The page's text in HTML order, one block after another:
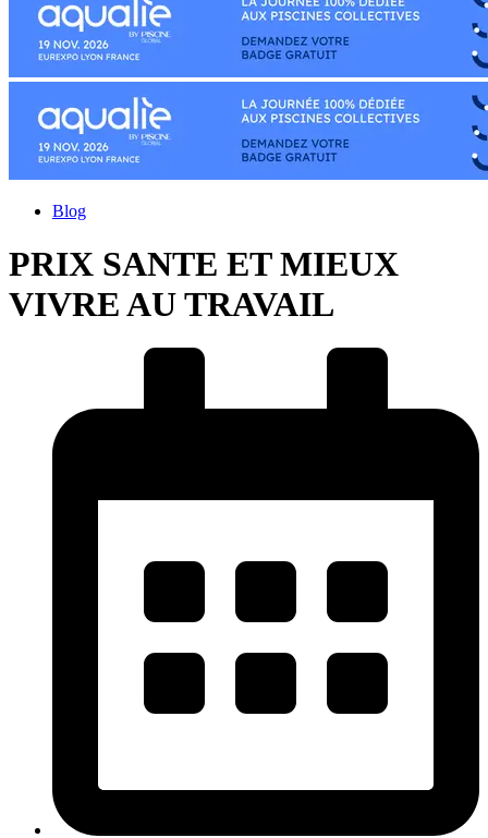
Blog
PRIX SANTE ET MIEUX
VIVRE AU TRAVAIL